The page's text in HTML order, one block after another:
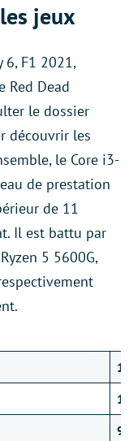
jeux
6, F1 2021,
Red Dead
le dossier
découvrir les
le Core i3-
de prestation
de 11
Il est battu par
5 5600G,